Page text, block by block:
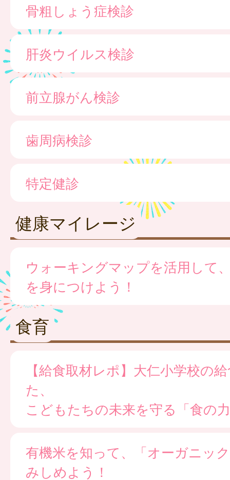
骨粗しょう症検診
肝炎ウイルス検診
前立腺がん検診
歯周病検診
特定健診
健康マイレージ
ウォーキングマップを活用して
を身につけよう！
食育
【給食取材レポ】大仁小学校の
た、
こどもたちの未来を守る「食の
有機米を知って、「オーガニッ
みしめよう！